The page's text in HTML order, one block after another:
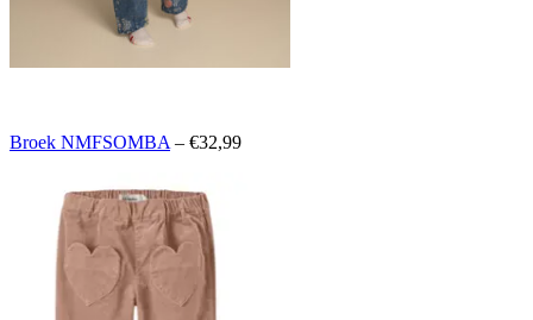
Broek NMFSOMBA – €32,99